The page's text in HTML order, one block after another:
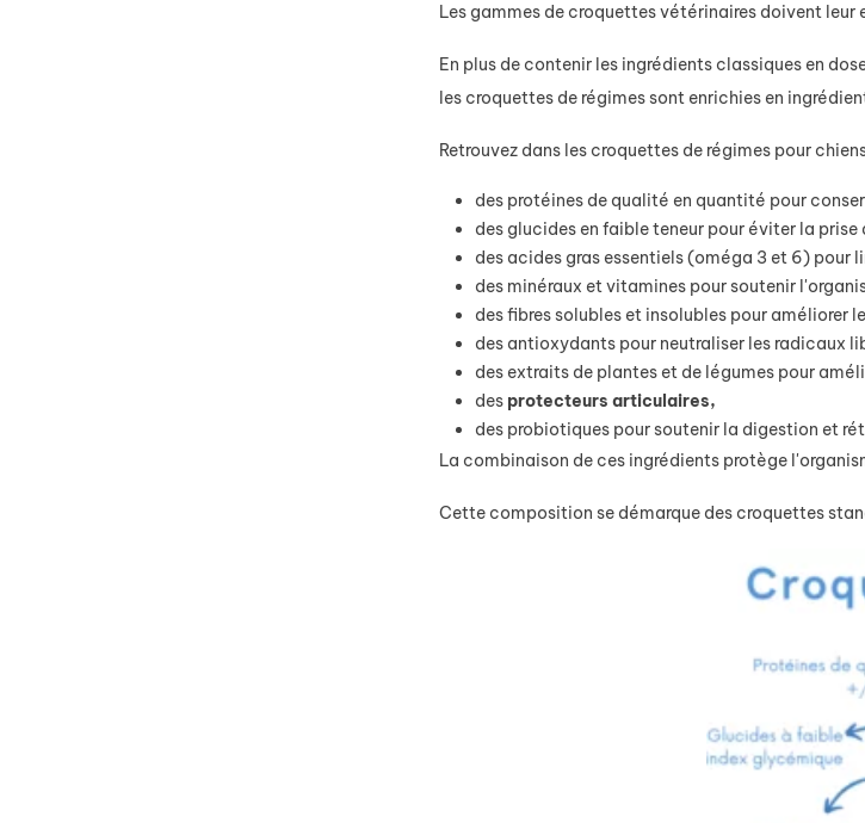
Les gammes de croquettes vétérinaires doivent
En plus de contenir les ingrédients classiques en
les croquettes de régimes sont enrichies en
Retrouvez dans les croquettes de régimes pour
des protéines de qualité en quantité pour
des glucides en faible teneur pour éviter la prise
des acides gras essentiels (oméga 3 et 6)
des minéraux et vitamines pour soutenir
des fibres solubles et insolubles pour améliorer le
des antioxydants pour neutraliser les radicaux
des extraits de plantes et de légumes pour
des protecteurs articulaires,
des probiotiques pour soutenir la digestion et
La combinaison de ces ingrédients protège
Cette composition se démarque des croquettes